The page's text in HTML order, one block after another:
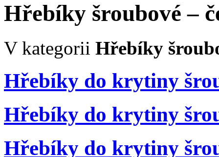
Hřebíky šroubové –
V kategorii Hřebíky
Hřebíky do krytiny
Hřebíky do krytiny
Hřebíky do krytiny